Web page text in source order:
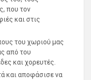
που τον
και στις
του χωριού μας
από του
και χορευτές.
και αποφάσισε να